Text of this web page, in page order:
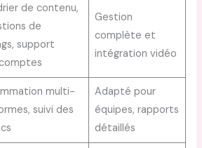
de contenu,
de
support
Gestion
complète et
intégration vidéo
multi-
suivi des
Adapté pour
équipes, rapports
détaillés